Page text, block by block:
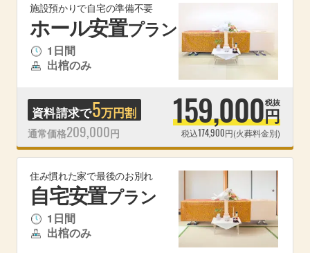
施設預かりで自宅の準備不要
ホール安置プラン
1日間
出棺のみ
資料請求で5万円割
通常価格209,000円
159,000円
税抜
税込174,900円(火葬料金別)
住み慣れた家で最後のお別れ
自宅安置プラン
1日間
出棺のみ